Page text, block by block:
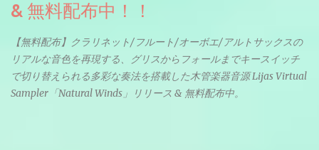
& 無料配布中！！
【無料配布】クラリネット/フルート/オーボエ/アルトサックスの
リアルな音色を再現する、グリスからフォールまでキースイッチ
で切り替えられる多彩な奏法を搭載した木管楽器音源 Lijas Virtual
Sampler「Natural Winds」リリース & 無料配布中。